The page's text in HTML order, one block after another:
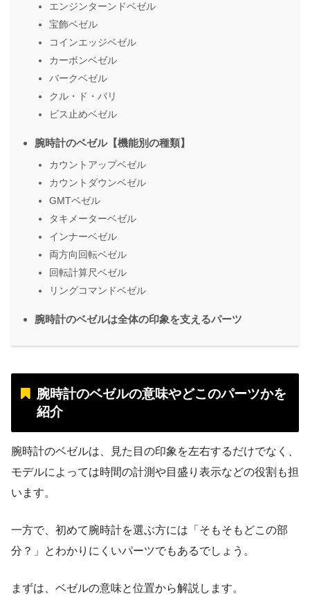
エンジンターンドベゼル
宝飾ベゼル
コインエッジベゼル
カーボンベゼル
バークベゼル
クル・ド・パリ
ビス止めベゼル
腕時計のベゼル【機能別の種類】
カウントアップベゼル
カウントダウンベゼル
GMTベゼル
タキメーターベゼル
インナーベゼル
両方向回転ベゼル
回転計算尺ベゼル
リングコマンドベゼル
腕時計のベゼルは全体の印象を支えるパーツ
腕時計のベゼルの意味やどこのパーツかを
紹介
腕時計のベゼルは、見た目の印象を左右するだけでなく、
モデルによっては時間の計測や目盛り表示などの役割も担
います。
一方で、初めて腕時計を選ぶ方には「そもそもどこの部
分？」とわかりにくいパーツでもあるでしょう。
まずは、ベゼルの意味と位置から解説します。